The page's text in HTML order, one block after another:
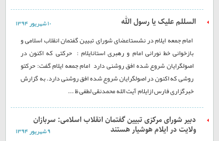
السللم علیک یا رسول الله ۱۰ شهريور ۱۳۹۴
امام جمعه ايلام در نشستاعضای شورای تبيين گفتمان انقلاب اسلامی و
بازخوانی خط نورانی امام و رهبری استانایلام : حرکتی که اکنون در
اصولگرايان شروع شده افق روشنی دارد امام جمعه ايلام گفت: حرکتو
روشی که اکنون در اصولگرايان شروع شده افق روشنی دارد. به گزارش
خبرگزاری فارس ازایلام٬ آیت الله محمدنقی لطفی ظ ...
دبير شورای مرکزی تبيين گفتمان انقلاب اسلامی: سربازان
ولايت در ايلام هوشيار هستند ۹ شهريور ۱۳۹۴